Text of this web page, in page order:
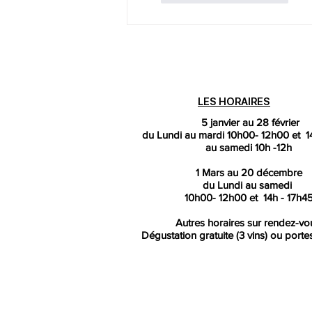
LES HORAIRES
5 janvier au 28 février
du Lundi au mardi 10h00- 12h00 et
au samedi 10h -12h
1 Mars au 20 décembre
du Lundi au samedi
10h00- 12h00 et 14h -
Autres horaires sur rendez-
Dégustation gratuite (3 vins) ou